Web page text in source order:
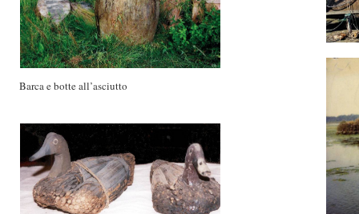
Barca e botte all’asciutto